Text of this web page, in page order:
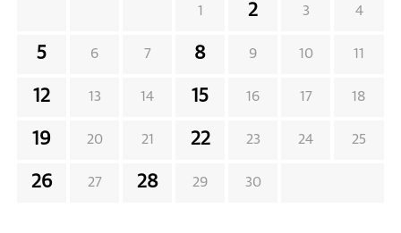
1 2 3 4
5 6 7 8 9 10 11
12 13 14 15 16 17 18
19 20 21 22 23 24 25
26 27 28 29 30